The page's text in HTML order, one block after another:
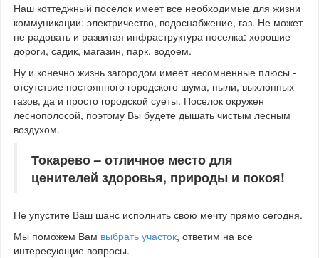
Наш коттеджный поселок имеет все необходимые для жизни
коммуникации: электричество, водоснабжение, газ. Не может
не радовать и развитая инфраструктура поселка: хорошие
дороги, садик, магазин, парк, водоем.
Ну и конечно жизнь загородом имеет несомненные плюсы -
отсутствие постоянного городского шума, пыли, выхлопных
газов, да и просто городской суеты. Поселок окружен
леснополосой, поэтому Вы будете дышать чистым лесным
воздухом.
Токарево – отличное место для
ценителей здоровья, природы и покоя!
Не упустите Ваш шанс исполнить свою мечту прямо сегодня.
Мы поможем Вам выбрать участок, ответим на все
интересующие вопросы.